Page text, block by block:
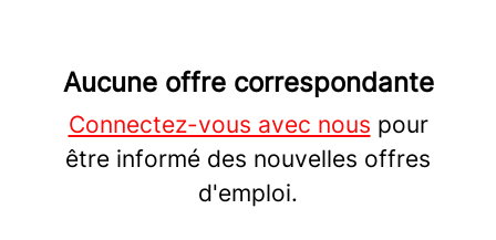
Aucune offre correspondante
Connectez-vous avec nous pour
être informé des nouvelles offres
d'emploi.